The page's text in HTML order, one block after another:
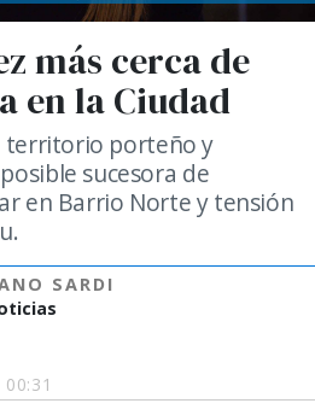
más cerca de
en la Ciudad
territorio porteño y
sucesora de
en Barrio Norte y tensión
SARDI